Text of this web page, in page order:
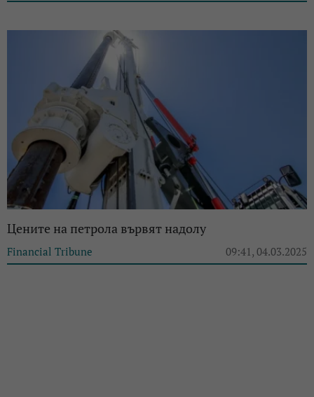
Цените на петрола вървят надолу
Financial Tribune 09:41, 04.03.2025